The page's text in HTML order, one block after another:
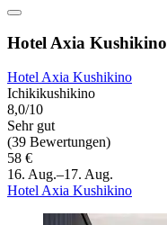
Hotel Axia Kushikino
Hotel Axia Kushikino
Ichikikushikino
8,0/10
Sehr gut
(39 Bewertungen)
58 €
16. Aug.–17. Aug.
Hotel Axia Kushikino